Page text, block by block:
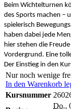
Beim Wichtelturnen
des Sports machen –
spielerisch
haben dabei jede
hier stehen die
Vordergrund. Eine
Der Einstieg in den
Nur noch wenige
In den Warenkorb
Kursnummer
Do.,